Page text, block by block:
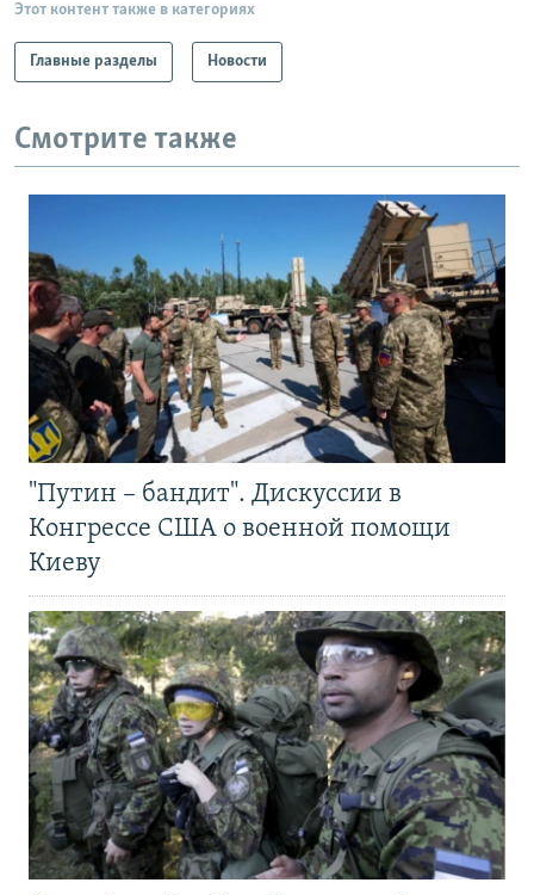
Этот контент также в категориях
Главные разделы Новости
Смотрите также
"Путин – бандит". Дискуссии в
Конгрессе США о военной помощи
Киеву